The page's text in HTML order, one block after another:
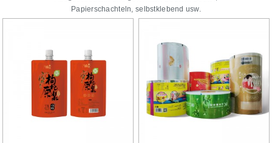
Papierschachteln, selbstklebend usw.